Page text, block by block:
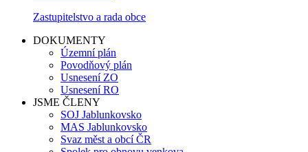
Zastupitelstvo a rada obce
DOKUMENTY
Územní plán
Povodňový plán
Usnesení ZO
Usnesení RO
JSME ČLENY
SOJ Jablunkovsko
MAS Jablunkovsko
Svaz měst a obcí ČR